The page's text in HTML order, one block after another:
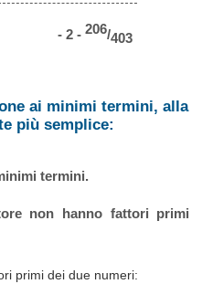
- 2 - 206/403
ai minimi termini, alla
più semplice:
termini.
non hanno fattori primi
primi dei due numeri: